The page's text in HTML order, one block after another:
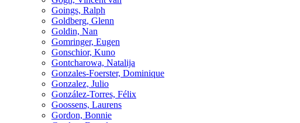
Goings, Ralph
Goldberg, Glenn
Goldin, Nan
Gomringer, Eugen
Gonschior, Kuno
Gontcharowa, Natalija
Gonzales-Foerster, Dominique
Gonzalez, Julio
González-Torres, Félix
Goossens, Laurens
Gordon, Bonnie